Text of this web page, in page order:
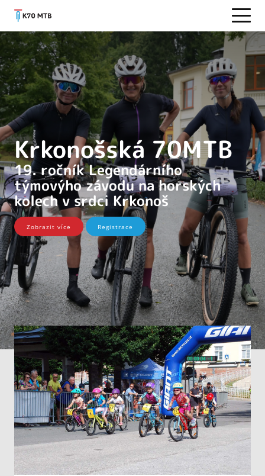
Krkonošská 70MTB
19. ročník Legendárního
týmovýho závodu na horských
kolech v srdci Krkonoš
Zobrazit více Registrace